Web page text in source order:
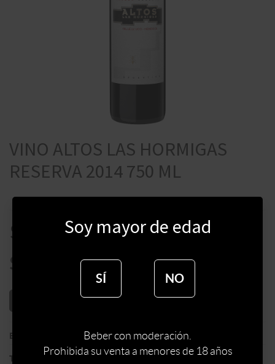
VINO ALTOS LAS HORMIGAS
RESERVA 2014 750 ML
$ 3500
$
AÑADIR AL CARRITO
BODEGA BODEGA ALTO LAS HORMIGAS
TIPO DE VINO:TINTO
Soy mayor de edad
SÍ NO
Beber con moderación.
Prohibida su venta a menores de 18 años